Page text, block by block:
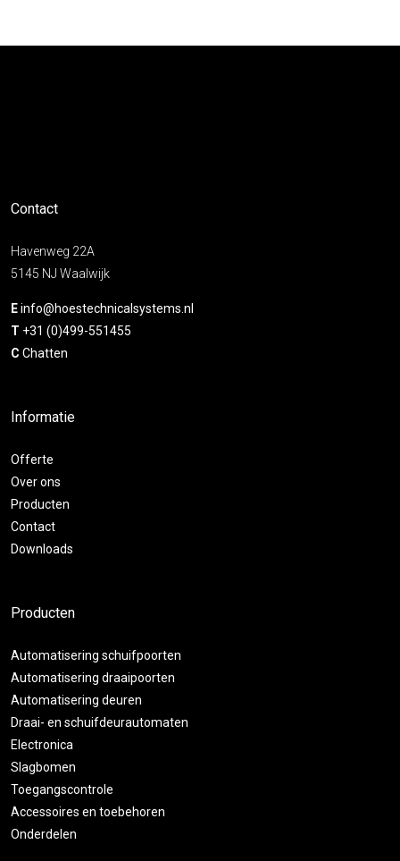
Contact
Havenweg 22A
5145 NJ Waalwijk
Einfo@hoestechnicalsystems.nl
T +31 (0)499-551455
C Chatten
Informatie
Offerte
Over ons
Producten
Contact
Downloads
Producten
Automatisering schuifpoorten
Automatisering draaipoorten
Automatisering deuren
Draai- en schuifdeurautomaten
Electronica
Slagbomen
Toegangscontrole
Accessoires en toebehoren
Onderdelen